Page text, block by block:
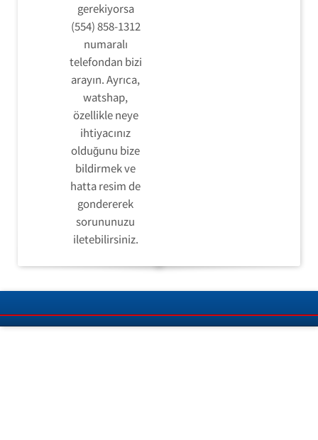
gerekiyorsa
(554) 858-1312
numaralı
telefondan bizi
arayın. Ayrıca,
watshap,
özellikle neye
ihtiyacınız
olduğunu bize
bildirmek ve
hatta resim de
gondererek
sorununuzu
iletebilirsiniz.